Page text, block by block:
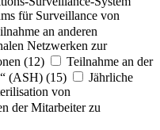
für Surveillance von
an anderen
Netzwerken zur
(12)
Teilnahme an der
(ASH) (15)
Jährliche
von
der Mitarbeiter zu